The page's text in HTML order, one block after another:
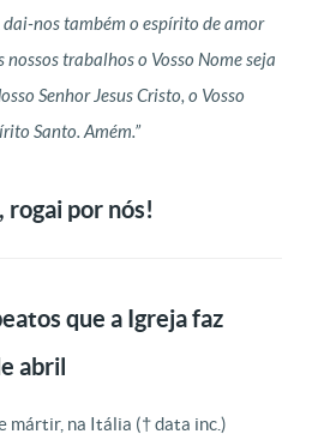
dai-nos também o espírito de amor
trabalhos o Vosso Nome seja
Senhor Jesus Cristo, o Vosso
Santo. Amém.”
rogai por nós!
que a Igreja faz
abril
mártir, na Itália († data inc.)